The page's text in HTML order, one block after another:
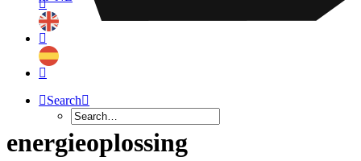
Search
energieoplossing